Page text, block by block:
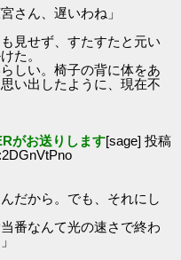
さん、遅いわね」
見せず、すたすたと元い
た。
しい。椅子の背に体をあ
い出したように、現在不
がお送りします[sage] 投稿
だから。でも、それにし
番なんて光の速さで終わ